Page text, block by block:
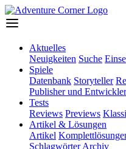
Aktuelles
Neuigkeiten Suche
Spiele
Datenbank Storyteller
Publisher und Entwickler
Tests
Reviews Previews
Artikel & Lösungen
Artikel
Schlagwörter Archiv